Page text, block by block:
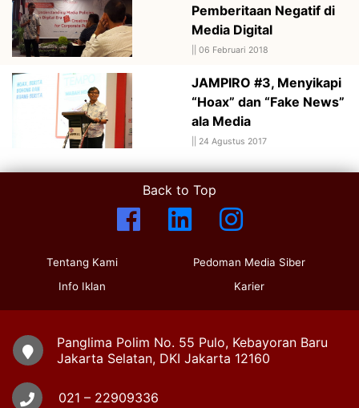
Pemberitaan Negatif di
Media Digital
06 Februari 2018
JAMPIRO #3, Menyikapi
“Hoax” dan “Fake News”
ala Media
24 Agustus 2017
Back to Top
Tentang Kami
Info Iklan
Pedoman Media Siber
Karier
Panglima Polim No. 55 Pulo, Kebayoran Baru
Jakarta Selatan, DKI Jakarta 12160
021 – 22909336